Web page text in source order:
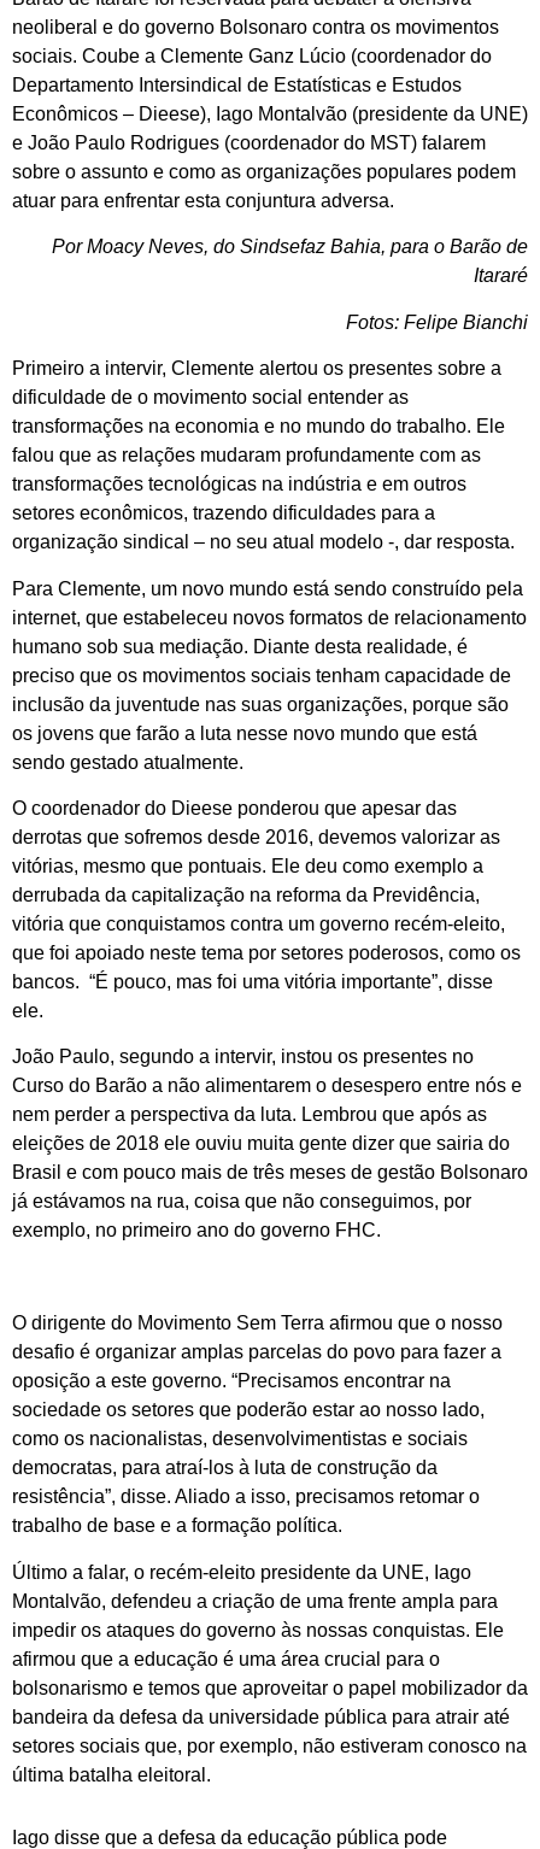
neoliberal e do governo Bolsonaro contra os movimentos
sociais. Coube a Clemente Ganz Lúcio (coordenador do
Departamento Intersindical de Estatísticas e Estudos
Econômicos – Dieese), Iago Montalvão (presidente da UNE)
e João Paulo Rodrigues (coordenador do MST) falarem
sobre o assunto e como as organizações populares podem
atuar para enfrentar esta conjuntura adversa.
Por Moacy Neves, do Sindsefaz Bahia, para o Barão de
Itararé
Fotos: Felipe Bianchi
Primeiro a intervir, Clemente alertou os presentes sobre a
dificuldade de o movimento social entender as
transformações na economia e no mundo do trabalho. Ele
falou que as relações mudaram profundamente com as
transformações tecnológicas na indústria e em outros
setores econômicos, trazendo dificuldades para a
organização sindical – no seu atual modelo -, dar resposta.
Para Clemente, um novo mundo está sendo construído pela
internet, que estabeleceu novos formatos de relacionamento
humano sob sua mediação. Diante desta realidade, é
preciso que os movimentos sociais tenham capacidade de
inclusão da juventude nas suas organizações, porque são
os jovens que farão a luta nesse novo mundo que está
sendo gestado atualmente.
O coordenador do Dieese ponderou que apesar das
derrotas que sofremos desde 2016, devemos valorizar as
vitórias, mesmo que pontuais. Ele deu como exemplo a
derrubada da capitalização na reforma da Previdência,
vitória que conquistamos contra um governo recém-eleito,
que foi apoiado neste tema por setores poderosos, como os
bancos. “É pouco, mas foi uma vitória importante”, disse
ele.
João Paulo, segundo a intervir, instou os presentes no
Curso do Barão a não alimentarem o desespero entre nós e
nem perder a perspectiva da luta. Lembrou que após as
eleições de 2018 ele ouviu muita gente dizer que sairia do
Brasil e com pouco mais de três meses de gestão Bolsonaro
já estávamos na rua, coisa que não conseguimos, por
exemplo, no primeiro ano do governo FHC.
O dirigente do Movimento Sem Terra afirmou que o nosso
desafio é organizar amplas parcelas do povo para fazer a
oposição a este governo. “Precisamos encontrar na
sociedade os setores que poderão estar ao nosso lado,
como os nacionalistas, desenvolvimentistas e sociais
democratas, para atraí-los à luta de construção da
resistência”, disse. Aliado a isso, precisamos retomar o
trabalho de base e a formação política.
Último a falar, o recém-eleito presidente da UNE, Iago
Montalvão, defendeu a criação de uma frente ampla para
impedir os ataques do governo às nossas conquistas. Ele
afirmou que a educação é uma área crucial para o
bolsonarismo e temos que aproveitar o papel mobilizador da
bandeira da defesa da universidade pública para atrair até
setores sociais que, por exemplo, não estiveram conosco na
última batalha eleitoral.
Iago disse que a defesa da educação pública pode